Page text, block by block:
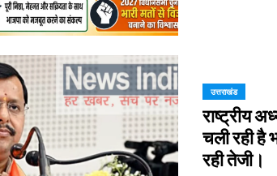
उत्तराखंड
राष्ट्रीय
चली रही है
रही तेजी।